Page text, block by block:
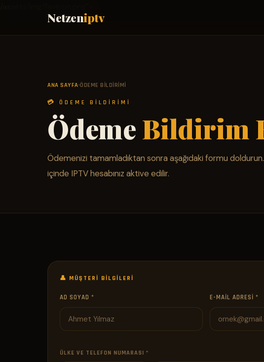
Netzeniptv
ANA SAYFA›ÖDEME BILDIRIMI
💳 ÖDEME BILDIRIMI
ÖdemeBildirim
Ödemenizi tamamladıktan sonra aşağıdaki formu
içinde IPTV hesabınız aktive edilir.
👤 MÜŞTERI BILGILERI
AD SOYAD * E-MAIL ADRESI *
ÜLKE VE TELEFON NUMARASI *